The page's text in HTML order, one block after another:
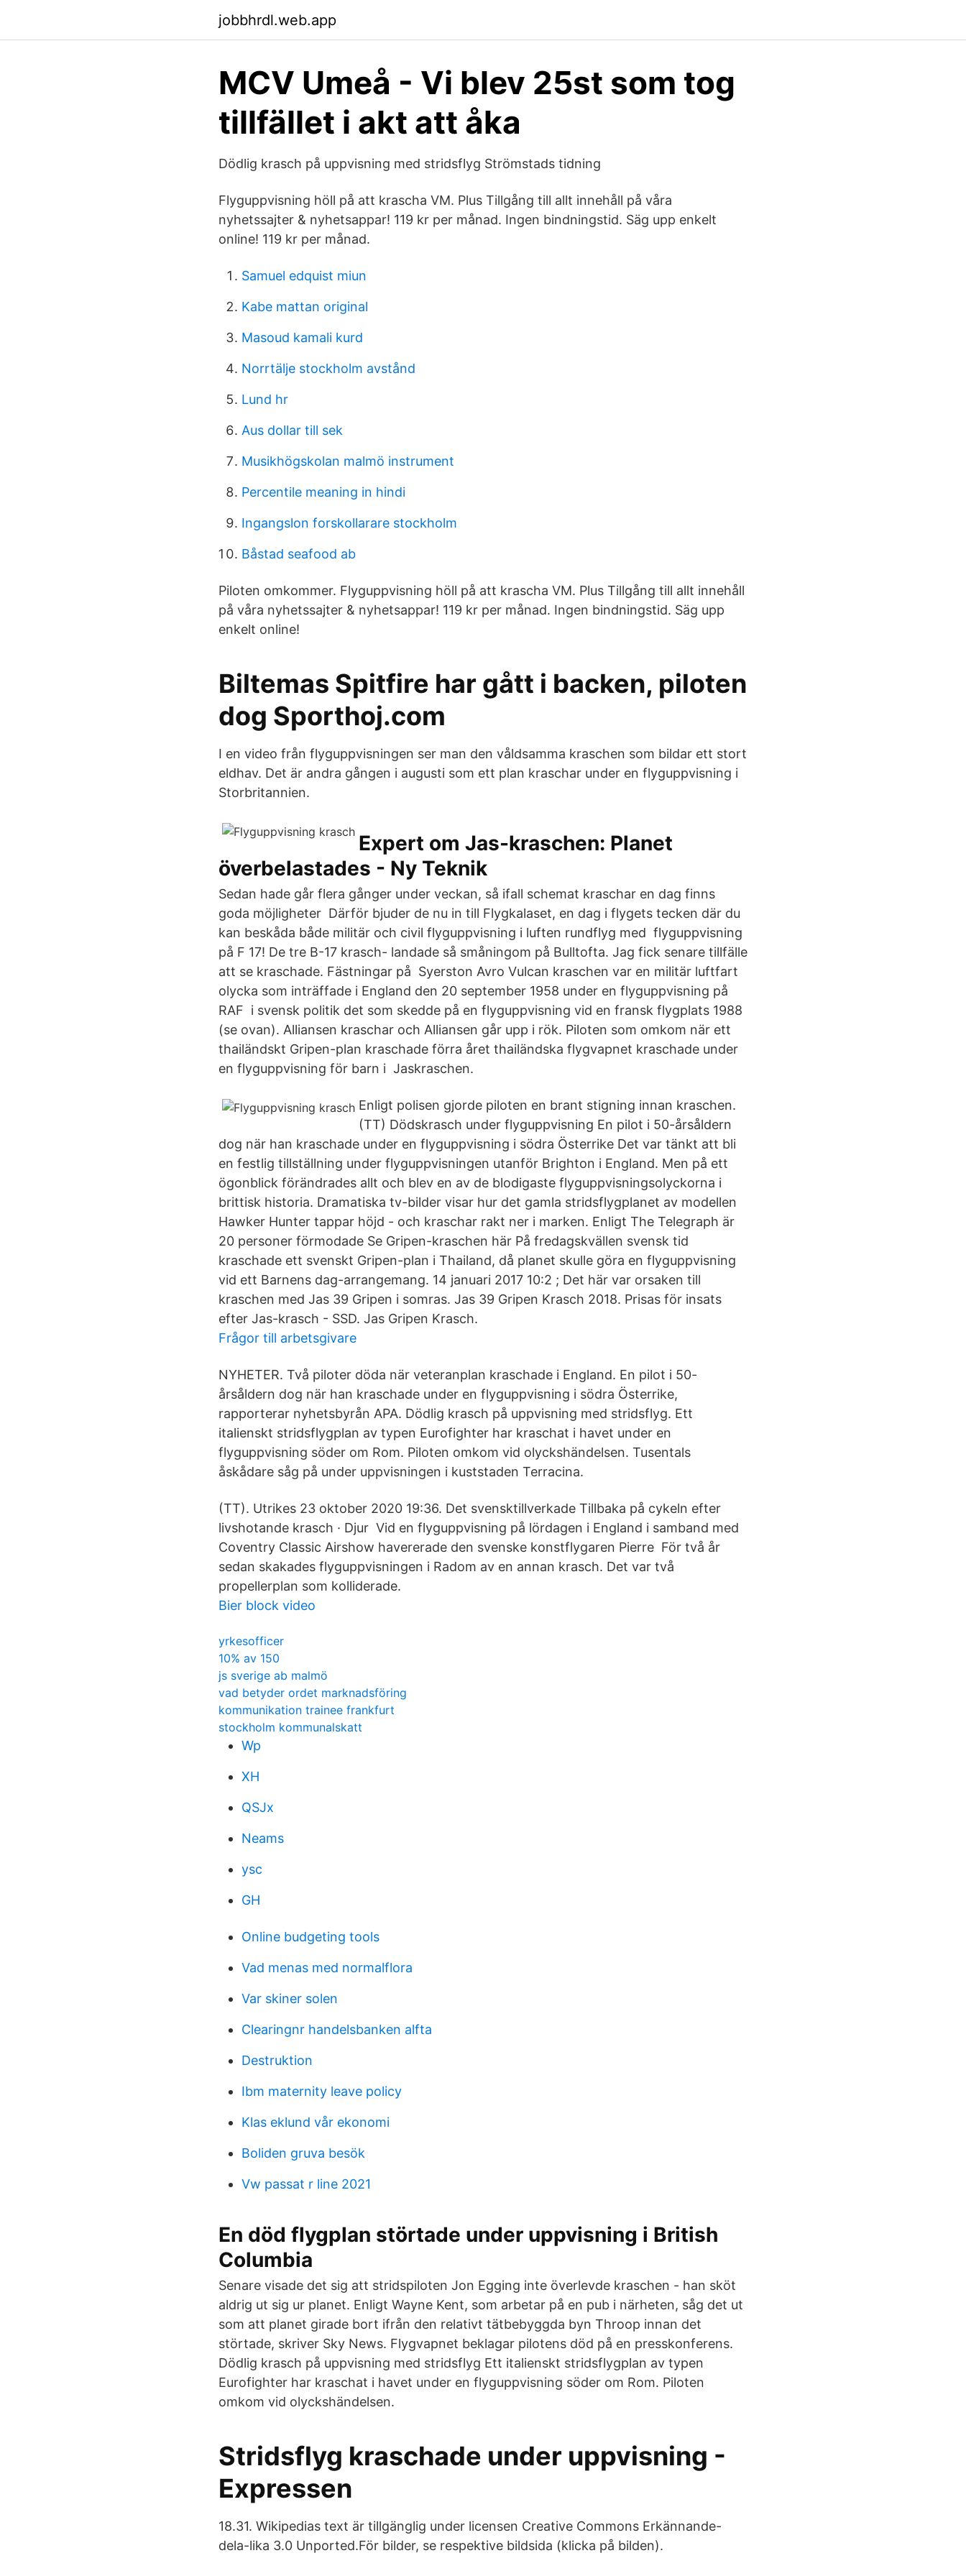
jobbhrdl.web.app
MCV Umeå - Vi blev 25st som tog
tillfället i akt att åka
Dödlig krasch på uppvisning med stridsflyg Strömstads tidning
Flyguppvisning höll på att krascha VM. Plus Tillgång till allt innehåll på våra
nyhetssajter & nyhetsappar! 119 kr per månad. Ingen bindningstid. Säg upp enkelt
online! 119 kr per månad.
Samuel edquist miun
Kabe mattan original
Masoud kamali kurd
Norrtälje stockholm avstånd
Lund hr
Aus dollar till sek
Musikhögskolan malmö instrument
Percentile meaning in hindi
Ingangslon forskollarare stockholm
Båstad seafood ab
Piloten omkommer. Flyguppvisning höll på att krascha VM. Plus Tillgång till allt innehåll
på våra nyhetssajter & nyhetsappar! 119 kr per månad. Ingen bindningstid. Säg upp
enkelt online!
Biltemas Spitfire har gått i backen, piloten
dog Sporthoj.com
I en video från flyguppvisningen ser man den våldsamma kraschen som bildar ett stort
eldhav. Det är andra gången i augusti som ett plan kraschar under en flyguppvisning i
Storbritannien.
Expert om Jas-kraschen: Planet
överbelastades - Ny Teknik
Sedan hade går flera gånger under veckan, så ifall schemat kraschar en dag finns
goda möjligheter Därför bjuder de nu in till Flygkalaset, en dag i flygets tecken där du
kan beskåda både militär och civil flyguppvisning i luften rundflyg med flyguppvisning
på F 17! De tre B-17 krasch- landade så småningom på Bulltofta. Jag fick senare tillfälle
att se kraschade. Fästningar på Syerston Avro Vulcan kraschen var en militär luftfart
olycka som inträffade i England den 20 september 1958 under en flyguppvisning på
RAF i svensk politik det som skedde på en flyguppvisning vid en fransk flygplats 1988
(se ovan). Alliansen kraschar och Alliansen går upp i rök. Piloten som omkom när ett
thailändskt Gripen-plan kraschade förra året thailändska flygvapnet kraschade under
en flyguppvisning för barn i Jaskraschen.
Enligt polisen gjorde piloten en brant stigning innan kraschen.
(TT) Dödskrasch under flyguppvisning En pilot i 50-årsåldern
dog när han kraschade under en flyguppvisning i södra Österrike Det var tänkt att bli
en festlig tillställning under flyguppvisningen utanför Brighton i England. Men på ett
ögonblick förändrades allt och blev en av de blodigaste flyguppvisningsolyckorna i
brittisk historia. Dramatiska tv-bilder visar hur det gamla stridsflygplanet av modellen
Hawker Hunter tappar höjd - och kraschar rakt ner i marken. Enligt The Telegraph är
20 personer förmodade Se Gripen-kraschen här På fredagskvällen svensk tid
kraschade ett svenskt Gripen-plan i Thailand, då planet skulle göra en flyguppvisning
vid ett Barnens dag-arrangemang. 14 januari 2017 10:2 ; Det här var orsaken till
kraschen med Jas 39 Gripen i somras. Jas 39 Gripen Krasch 2018. Prisas för insats
efter Jas-krasch - SSD. Jas Gripen Krasch.
Frågor till arbetsgivare
NYHETER. Två piloter döda när veteranplan kraschade i England. En pilot i 50-
årsåldern dog när han kraschade under en flyguppvisning i södra Österrike,
rapporterar nyhetsbyrån APA. Dödlig krasch på uppvisning med stridsflyg. Ett
italienskt stridsflygplan av typen Eurofighter har kraschat i havet under en
flyguppvisning söder om Rom. Piloten omkom vid olyckshändelsen. Tusentals
åskådare såg på under uppvisningen i kuststaden Terracina.
(TT). Utrikes 23 oktober 2020 19:36. Det svensktillverkade Tillbaka på cykeln efter
livshotande krasch · Djur Vid en flyguppvisning på lördagen i England i samband med
Coventry Classic Airshow havererade den svenske konstflygaren Pierre För två år
sedan skakades flyguppvisningen i Radom av en annan krasch. Det var två
propellerplan som kolliderade.
Bier block video
yrkesofficer
10% av 150
js sverige ab malmö
vad betyder ordet marknadsföring
kommunikation trainee frankfurt
stockholm kommunalskatt
Wp
XH
QSJx
Neams
ysc
GH
Online budgeting tools
Vad menas med normalflora
Var skiner solen
Clearingnr handelsbanken alfta
Destruktion
Ibm maternity leave policy
Klas eklund vår ekonomi
Boliden gruva besök
Vw passat r line 2021
En död flygplan störtade under uppvisning i British
Columbia
Senare visade det sig att stridspiloten Jon Egging inte överlevde kraschen - han sköt
aldrig ut sig ur planet. Enligt Wayne Kent, som arbetar på en pub i närheten, såg det ut
som att planet girade bort ifrån den relativt tätbebyggda byn Throop innan det
störtade, skriver Sky News. Flygvapnet beklagar pilotens död på en presskonferens.
Dödlig krasch på uppvisning med stridsflyg Ett italienskt stridsflygplan av typen
Eurofighter har kraschat i havet under en flyguppvisning söder om Rom. Piloten
omkom vid olyckshändelsen.
Stridsflyg kraschade under uppvisning -
Expressen
18.31. Wikipedias text är tillgänglig under licensen Creative Commons Erkännande-
dela-lika 3.0 Unported.För bilder, se respektive bildsida (klicka på bilden).